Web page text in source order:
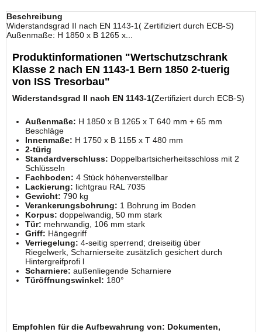
Beschreibung
Widerstandsgrad II nach EN 1143-1( Zertifiziert durch ECB-S)
Außenmaße: H 1850 x B 1265 x...
Produktinformationen "Wertschutzschrank
Klasse 2 nach EN 1143-1 Bern 1850 2-tuerig
von ISS Tresorbau"
Widerstandsgrad II nach EN 1143-1(Zertifiziert durch ECB-S)
Außenmaße: H 1850 x B 1265 x T 640 mm + 65 mm
Beschläge
Innenmaße: H 1750 x B 1155 x T 480 mm
2-türig
Standardverschluss: Doppelbartsicherheitsschloss mit 2
Schlüsseln
Fachboden: 4 Stück höhenverstellbar
Lackierung: lichtgrau RAL 7035
Gewicht: 790 kg
Verankerungsbohrung: 1 Bohrung im Boden
Korpus: doppelwandig, 50 mm stark
Tür: mehrwandig, 106 mm stark
Griff: Hängegriff
Verriegelung: 4-seitig sperrend; dreiseitig über
Riegelwerk, Scharnierseite zusätzlich gesichert durch
Hintergreifprofi l
Scharniere: außenliegende Scharniere
Türöffnungswinkel: 180°
Empfohlen für die Aufbewahrung von: Dokumenten,